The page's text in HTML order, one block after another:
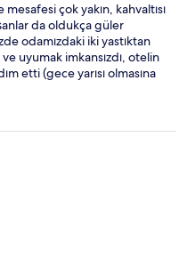
çok yakın, kahvaltısı
da oldukça güler
odamızdaki iki yastıktan
uyumak imkansızdı, otelin
etti (gece yarısı olmasına
yakın olmak, çok güzel
yaz tekrar konaklamayı